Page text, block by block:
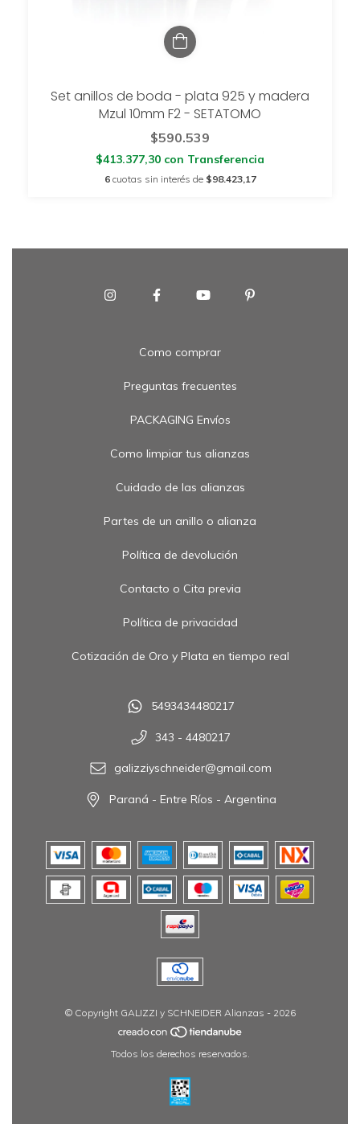
Set anillos de boda - plata 925 y madera
Mzul 10mm F2 - SETATOMO
$590.539
$413.377,30 con Transferencia
6 cuotas sin interés de $98.423,17
Como comprar
Preguntas frecuentes
PACKAGING Envíos
Como limpiar tus alianzas
Cuidado de las alianzas
Partes de un anillo o alianza
Política de devolución
Contacto o Cita previa
Política de privacidad
Cotización de Oro y Plata en tiempo real
5493434480217
343 - 4480217
galizziyschneider@gmail.com
Paraná - Entre Ríos - Argentina
© Copyright GALIZZI y SCHNEIDER Alianzas - 2026
Todos los derechos reservados.